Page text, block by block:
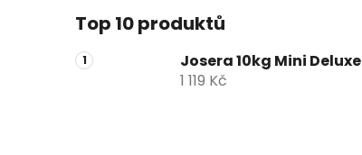
Top 10 produktů
Josera 10kg Mini Deluxe
1 119 Kč